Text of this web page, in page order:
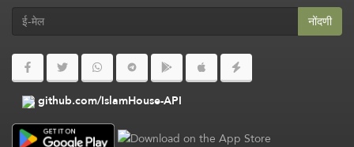
नोंदणी
github.com/IslamHouse-API